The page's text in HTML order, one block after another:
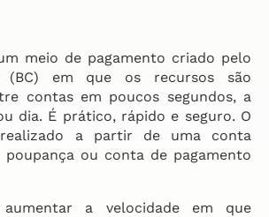
meio de pagamento criado pelo
(BC) em que os recursos são
contas em poucos segundos, a
dia. É prático, rápido e seguro. O
a partir de uma conta
ou conta de pagamento
a velocidade em que